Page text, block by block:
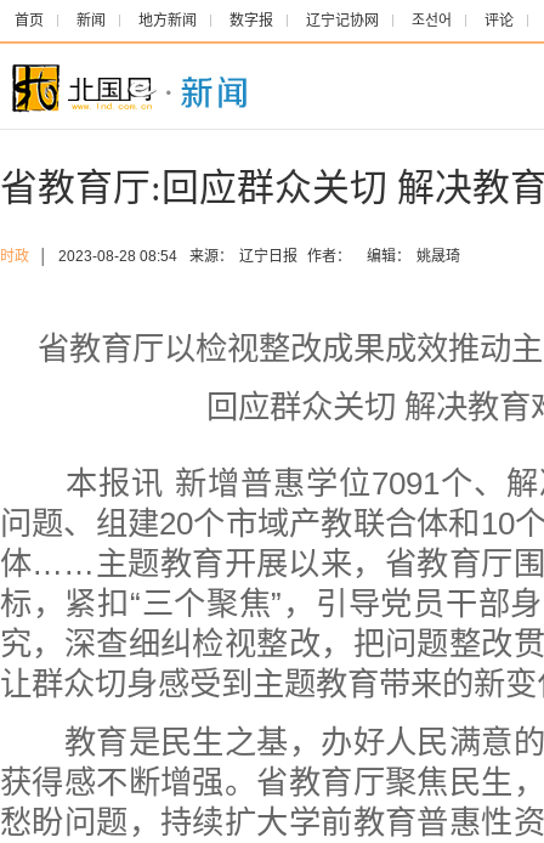
首页 新闻 地方新闻 数字报 辽宁记协网 조선어 评论
省教育厅:回应群众关切 解决教
时政 2023-08-28 08:54 来源： 辽宁日报 作者： 编辑： 姚晟琦
省教育厅以检视整改成果成效推动
回应群众关切 解决教育
本报讯 新增普惠学位7091个、解
问题、组建20个市域产教联合体和10
体……主题教育开展以来，省教育厅
标，紧扣“三个聚焦”，引导党员干部
究，深查细纠检视整改，把问题整改
让群众切身感受到主题教育带来的新
教育是民生之基，办好人民满意的
获得感不断增强。省教育厅聚焦民生
愁盼问题，持续扩大学前教育普惠性